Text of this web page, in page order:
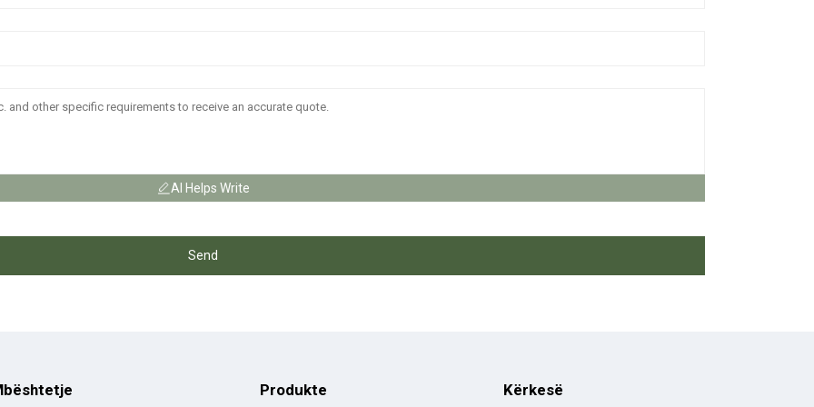
AI Helps Write
Send
Produkte Kërkesë